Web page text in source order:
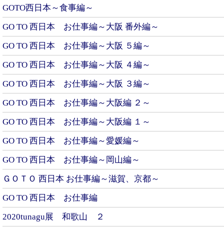
GOTO西日本～食事編～
GO TO 西日本 お仕事編～大阪 番外編～
GO TO 西日本 お仕事編～大阪 ５編～
GO TO 西日本 お仕事編～大阪 ４編～
GO TO 西日本 お仕事編～大阪 ３編～
GO TO 西日本 お仕事編～大阪編 ２～
GO TO 西日本 お仕事編～大阪編 １～
GO TO 西日本 お仕事編～愛媛編～
GO TO 西日本 お仕事編～岡山編～
ＧＯＴＯ 西日本 お仕事編～滋賀、京都～
GO TO 西日本 お仕事編
2020tunagu展 和歌山 ２